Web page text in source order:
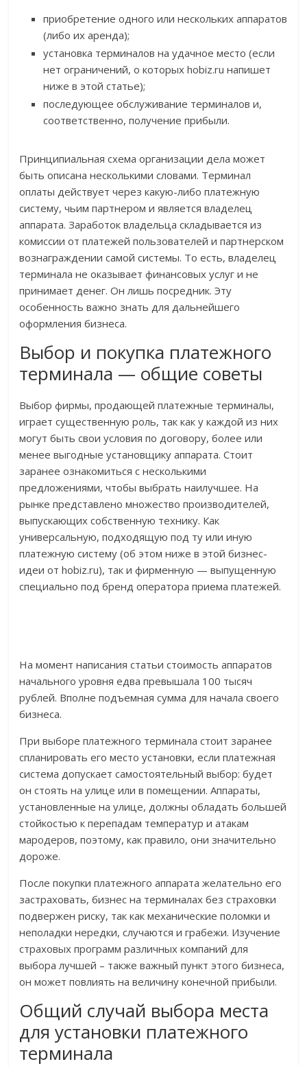
приобретение одного или нескольких аппаратов
(либо их аренда);
установка терминалов на удачное место (если
нет ограничений, о которых hobiz.ru напишет
ниже в этой статье);
последующее обслуживание терминалов и,
соответственно, получение прибыли.
Принципиальная схема организации дела может
быть описана несколькими словами. Терминал
оплаты действует через какую-либо платежную
систему, чьим партнером и является владелец
аппарата. Заработок владельца складывается из
комиссии от платежей пользователей и партнерском
вознаграждении самой системы. То есть, владелец
терминала не оказывает финансовых услуг и не
принимает денег. Он лишь посредник. Эту
особенность важно знать для дальнейшего
оформления бизнеса.
Выбор и покупка платежного
терминала — общие советы
Выбор фирмы, продающей платежные терминалы,
играет существенную роль, так как у каждой из них
могут быть свои условия по договору, более или
менее выгодные установщику аппарата. Стоит
заранее ознакомиться с несколькими
предложениями, чтобы выбрать наилучшее. На
рынке представлено множество производителей,
выпускающих собственную технику. Как
универсальную, подходящую под ту или иную
платежную систему (об этом ниже в этой бизнес-
идеи от hobiz.ru), так и фирменную — выпущенную
специально под бренд оператора приема платежей.
На момент написания статьи стоимость аппаратов
начального уровня едва превышала 100 тысяч
рублей. Вполне подъемная сумма для начала своего
бизнеса.
При выборе платежного терминала стоит заранее
спланировать его место установки, если платежная
система допускает самостоятельный выбор: будет
он стоять на улице или в помещении. Аппараты,
установленные на улице, должны обладать большей
стойкостью к перепадам температур и атакам
мародеров, поэтому, как правило, они значительно
дороже.
После покупки платежного аппарата желательно его
застраховать, бизнес на терминалах без страховки
подвержен риску, так как механические поломки и
неполадки нередки, случаются и грабежи. Изучение
страховых программ различных компаний для
выбора лучшей – также важный пункт этого бизнеса,
он может повлиять на величину конечной прибыли.
Общий случай выбора места
для установки платежного
терминала